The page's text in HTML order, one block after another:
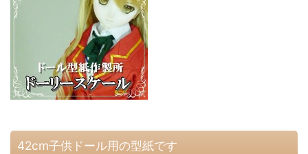
42cm子供ドール用の型紙です